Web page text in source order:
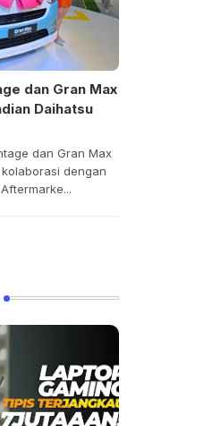
dan Gran Max
Daihatsu
dan Gran Max
dengan